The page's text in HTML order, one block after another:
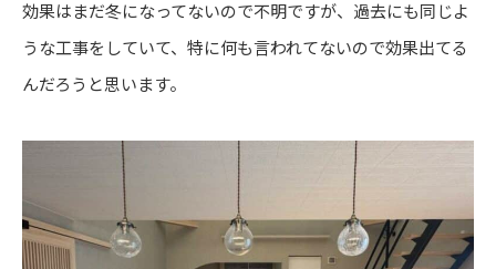
効果はまだ冬になってないので不明ですが、過去にも同じよ
うな工事をしていて、特に何も言われてないので効果出てる
んだろうと思います。